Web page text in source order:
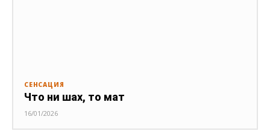
СЕНСАЦИЯ
Что ни шах, то мат
16/01/2026